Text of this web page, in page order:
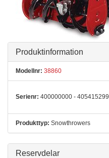
Produktinformation
Modellnr: 38860
Serienr: 400000000 - 405415299
Produkttyp: Snowthrowers
Reservdelar